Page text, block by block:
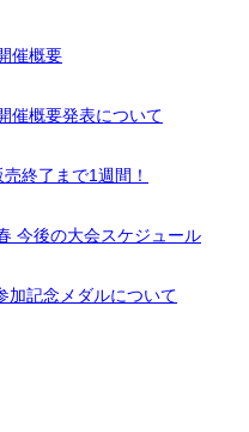
催概要
催概要発表について
終了まで1週間！
今後の大会スケジュール
加記念メダルについて